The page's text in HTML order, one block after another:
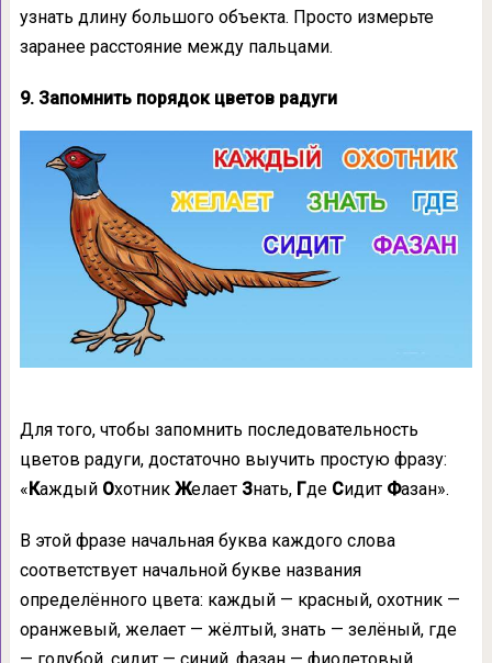
узнать длину большого объекта. Просто измерьте
заранее расстояние между пальцами.
9. Запомнить порядок цветов радуги
Для того, чтобы запомнить последовательность
цветов радуги, достаточно выучить простую фразу:
«Каждый Охотник Желает Знать, Где Сидит Фазан».
В этой фразе начальная буква каждого слова
соответствует начальной букве названия
определённого цвета: каждый — красный, охотник —
оранжевый, желает — жёлтый, знать — зелёный, где